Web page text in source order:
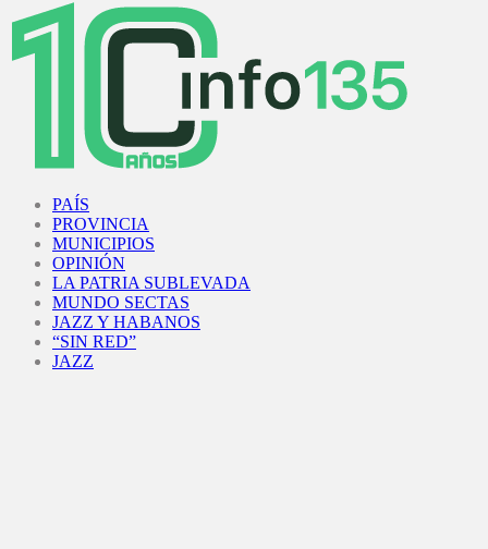
PAÍS
PROVINCIA
MUNICIPIOS
OPINIÓN
LA PATRIA SUBLEVADA
MUNDO SECTAS
JAZZ Y HABANOS
“SIN RED”
JAZZ